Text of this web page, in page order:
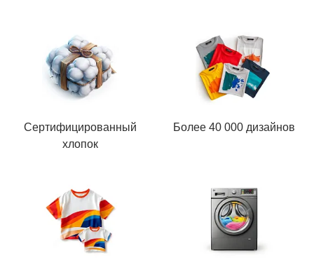
Сертифицированный
хлопок
Более 40 000 дизайнов